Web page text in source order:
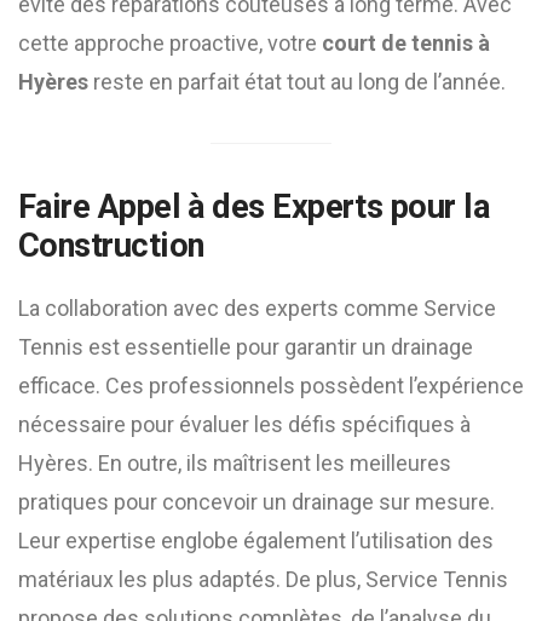
cette approche proactive, votre court de tennis à
Hyères reste en parfait état tout au long de l’année.
Faire Appel à des Experts pour la
Construction
La collaboration avec des experts comme Service
Tennis est essentielle pour garantir un drainage
efficace. Ces professionnels possèdent l’expérience
nécessaire pour évaluer les défis spécifiques à
Hyères. En outre, ils maîtrisent les meilleures
pratiques pour concevoir un drainage sur mesure.
Leur expertise englobe également l’utilisation des
matériaux les plus adaptés. De plus, Service Tennis